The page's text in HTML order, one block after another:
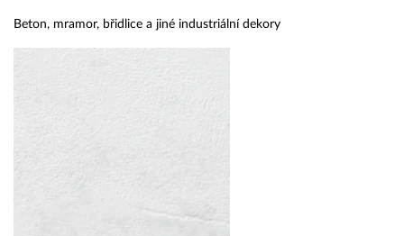
Beton, mramor, břidlice a jiné industriální dekory